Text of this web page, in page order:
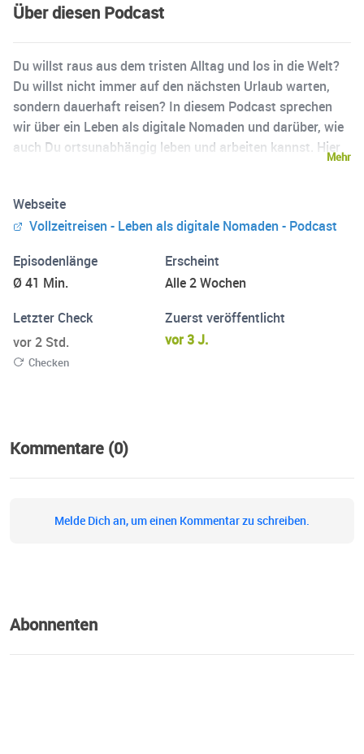
Über diesen Podcast
Du willst raus aus dem tristen Alltag und los in die Welt?
Du willst nicht immer auf den nächsten Urlaub warten,
sondern dauerhaft reisen? In diesem Podcast sprechen
wir über ein Leben als digitale Nomaden und darüber, wie
auch Du ortsunabhängig leben und arbeiten kannst. Hier
selbst verdienen unser Geld vom Laptop aus und reisen
ohne festen Wohnsitz um die Welt! Ob Backpacking in
Hier erfährst Du alles, was Du für ein Leben auf
Vollzeitreise brauchst!
Mehr
Webseite
Vollzeitreisen - Leben als digitale Nomaden - Podcast
Episodenlänge
Ø 41 Min.
Erscheint
Alle 2 Wochen
Letzter Check
vor 2 Std.
Checken
Zuerst veröffentlicht
vor 3 J.
Kommentare (0)
Melde Dich an, um einen Kommentar zu schreiben.
Abonnenten